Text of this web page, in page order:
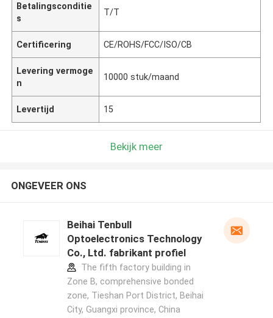
Betalingsconditie
s
T/T
Certificering CE/ROHS/FCC/ISO/CB
Levering vermoge
n
10000 stuk/maand
Levertijd 15
Bekijk meer
ONGEVEER ONS
Beihai Tenbull
Optoelectronics Technology
Co., Ltd. fabrikant profiel
The fifth factory building in
Zone B, comprehensive bonded
zone, Tieshan Port District, Beihai
City, Guangxi province, China